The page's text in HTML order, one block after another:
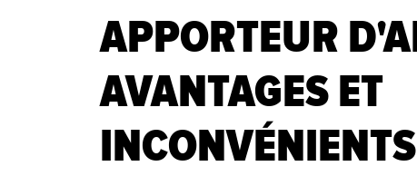
APPORTEUR
AVANTAGES ET